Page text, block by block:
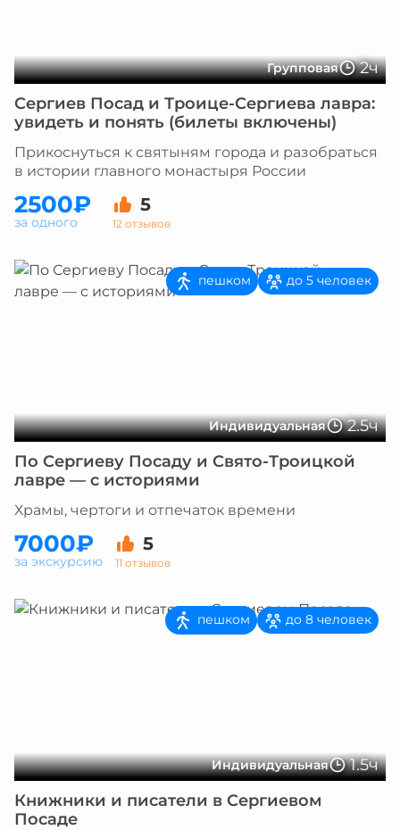
Групповая 2ч
Сергиев Посад и Троице-Сергиева лавра:
увидеть и понять (билеты включены)
Прикоснуться к святыням города и разобраться
в истории главного монастыря России
2500₽ 5
12 отзывов
за одного
Индивидуальная 2.5ч
пешком до 5 человек
По Сергиеву Посаду и Свято-Троицкой
лавре — с историями
Храмы, чертоги и отпечаток времени
7000₽ 5
11 отзывов
за экскурсию
Индивидуальная 1.5ч
пешком до 8 человек
Книжники и писатели в Сергиевом
Посаде